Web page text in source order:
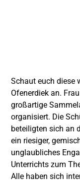
Schaut euch diese
Ofenerdiek an.
großartige
organisiert. Die
beteiligten sich an
ein riesiger,
unglaubliches
Unterrichts zum
Alle haben sich